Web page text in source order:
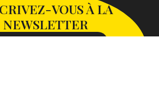
VOUS À LA
NEWSLETTER